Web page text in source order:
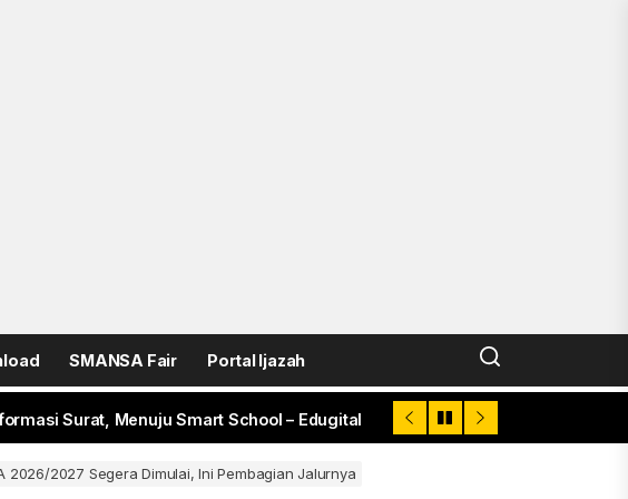
SMANSA Fair Portal Ijazah
Surat, Menuju Smart School – Edugital
Menuju Tingkat Provinsi
2026/2027 Segera Dimulai, Ini Pembagian Jalurnya